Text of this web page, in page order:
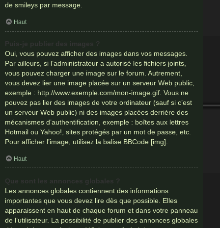
de smileys par message.
Haut
Oui, vous pouvez afficher des images dans vos messages.
Par ailleurs, si l’administrateur a autorisé les fichiers joints,
vous pouvez charger une image sur le forum. Autrement,
vous devez lier une image placée sur un serveur Web public,
exemple : http://www.exemple.com/mon-image.gif. Vous ne
pouvez pas lier des images de votre ordinateur (sauf si c’est
un serveur Web public) ni des images placées derrière des
mécanismes d’authentification, exemple : boîtes aux lettres
Hotmail ou Yahoo!, sites protégés par un mot de passe, etc.
Pour afficher l’image, utilisez la balise BBCode [img].
Haut
Les annonces globales contiennent des informations
importantes que vous devez lire dès que possible. Elles
apparaissent en haut de chaque forum et dans votre panneau
de l’utilisateur. La possibilité de publier des annonces globales